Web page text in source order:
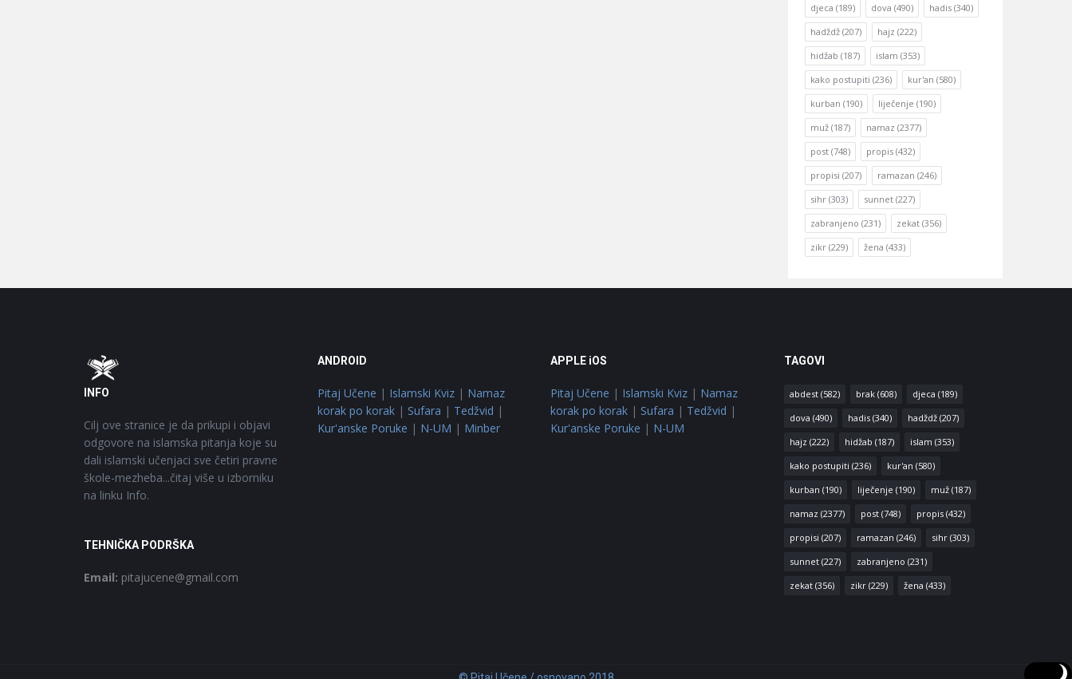
djeca (189) dova (490) hadis (340)
hadždž (207) hajz (222)
hidžab (187) islam (353)
kako postupiti (236) kur'an (580)
kurban (190) liječenje (190)
muž (187) namaz (2377)
post (748) propis (432)
propisi (207) ramazan (246)
sihr (303) sunnet (227)
zabranjeno (231) zekat (356)
zikr (229) žena (433)
Footer
INFO
Cilj ove stranice je da prikupi i objavi
odgovore na islamska pitanja koje su
dali islamski učenjaci sve četiri pravne
škole-mezheba...čitaj više u izborniku
na linku Info.
TEHNIČKA PODRŠKA
Email: pitajucene@gmail.com
ANDROID
Pitaj Učene | Islamski Kviz| Namaz
korak po korak| Sufara | Tedžvid |
Kur'anske Poruke | N-UM | Minber
APPLE iOS
Pitaj Učene | Islamski Kviz | Namaz
korak po korak | Sufara | Tedžvid |
Kur'anske Poruke | N-UM
TAGOVI
abdest(582) brak(608) djeca (189)
dova (490) hadis(340) hadždž(207)
hajz (222) hidžab (187) islam (353)
kako postupiti (236) kur'an (580)
kurban (190) liječenje (190) muž(187)
namaz (2377) post(748) propis(432)
propisi (207) ramazan (246) sihr(303)
sunnet(227) zabranjeno (231)
zekat(356) zikr(229) žena (433)